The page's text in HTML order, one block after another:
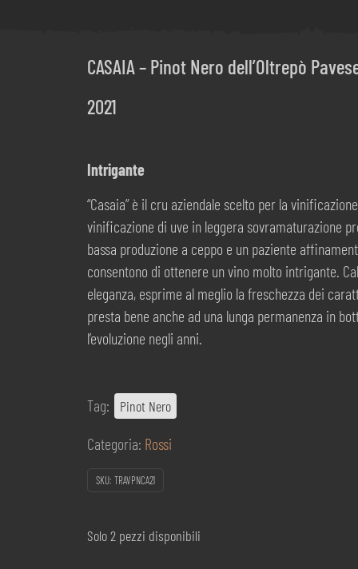
CASAIA – Pinot Nero dell’Oltrepò
2021
Intrigante
“Casaia” è il cru aziendale scelto per la
vinificazione di uve in leggera sovramaturazione
bassa produzione a ceppo e un paziente
consentono di ottenere un vino molto intrigante.
eleganza, esprime al meglio la freschezza dei
presta bene anche ad una lunga permanenza in
l’evoluzione negli anni.
Tag: Pinot Nero
Categoria: Rossi
SKU: TRAVPNCA21
Solo 2 pezzi disponibili